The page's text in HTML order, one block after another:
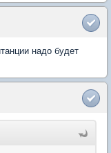
надо будет